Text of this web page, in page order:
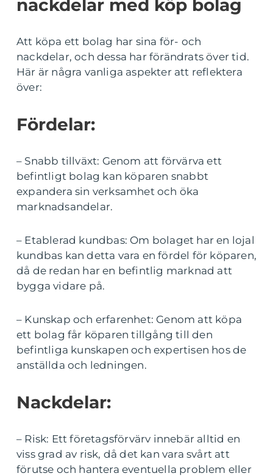
nackdelar med köp bolag
Att köpa ett bolag har sina för- och
nackdelar, och dessa har förändrats över tid.
Här är några vanliga aspekter att reflektera
över:
Fördelar:
– Snabb tillväxt: Genom att förvärva ett
befintligt bolag kan köparen snabbt
expandera sin verksamhet och öka
marknadsandelar.
– Etablerad kundbas: Om bolaget har en lojal
kundbas kan detta vara en fördel för köparen,
då de redan har en befintlig marknad att
bygga vidare på.
– Kunskap och erfarenhet: Genom att köpa
ett bolag får köparen tillgång till den
befintliga kunskapen och expertisen hos de
anställda och ledningen.
Nackdelar:
– Risk: Ett företagsförvärv innebär alltid en
viss grad av risk, då det kan vara svårt att
förutse och hantera eventuella problem eller